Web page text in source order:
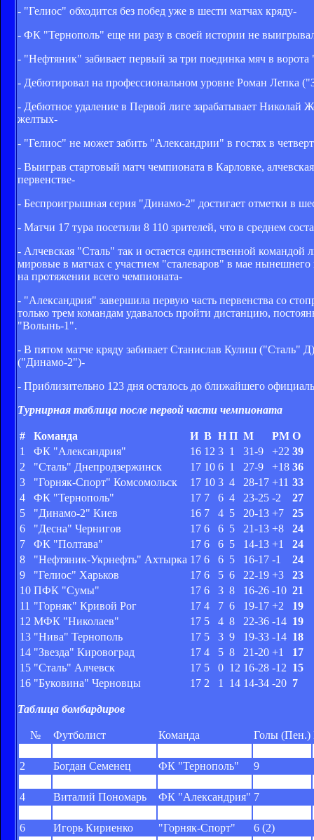
- "Гелиос" обходится без побед уже в шести матчах кряду-
- ФК "Тернополь" еще ни разу в своей истории не
- "Нефтяник" забивает первый за три поединка мяч в
- Дебютировал на профессиональном уровне Роман Лепка
- Дебютное удаление в Первой лиге зарабатывает Николай
желтых-
- "Гелиос" не может забить "Александрии" в гостях в
- Выиграв стартовый матч чемпионата в Карловке,
первенстве-
- Беспроигрышная серия "Динамо-2" достигает отметки в
- Матчи 17 тура посетили 8 110 зрителей, что в среднем
- Алчевская "Сталь" так и остается единственной
мировые в матчах с участием "сталеваров" в мае
на протяжении всего чемпионата-
- "Александрия" завершила первую часть первенства со
только трем командам удавалось пройти дистанцию,
"Волынь-1".
- В пятом матче кряду забивает Станислав Кулиш ("Сталь"
("Динамо-2")-
- Приблизительно 123 дня осталось до ближайшего
Турнирная таблица после первой части чемпионата
# Команда И В Н П М РМ О
1
ФК "Александрия" 16 12 3 1 31-9 +22 39
2
"Сталь" Днепродзержинск 17 10 6 1 27-9 +18 36
3
"Горняк-Спорт" Комсомольск 17 10 3 4 28-17 +11 33
4
ФК "Тернополь" 17 7 6 4 23-25 -2
27
5
"Динамо-2" Киев 16 7 4 5 20-13 +7
25
6
"Десна" Чернигов 17 6 6 5 21-13 +8
24
7
ФК "Полтава" 17 6 6 5 14-13 +1
24
8
"Нефтяник-Укрнефть" Ахтырка 17 6 6 5 16-17 -1
24
9
"Гелиос" Харьков 17 6 5 6 22-19 +3
23
10 ПФК "Сумы" 17 6 3 8 16-26 -10 21
11 "Горняк" Кривой Рог 17 4 7 6 19-17 +2
19
12 МФК "Николаев" 17 5 4 8 22-36 -14 19
13 "Нива" Тернополь 17 5 3 9 19-33 -14 18
14 "Звезда" Кировоград 17 4 5 8 21-20 +1
17
15 "Сталь" Алчевск 17 5 0 12 16-28 -12 15
16 "Буковина" Черновцы 17 2 1 14 14-34 -20 7
Таблица бомбардиров
№ Футболист Команда Голы (Пен.)
2
Богдан Семенец ФК "Тернополь"
9
4
Виталий Пономарь ФК "Александрия" 7
6
Игорь Кириенко "Горняк-Спорт"
6 (2)